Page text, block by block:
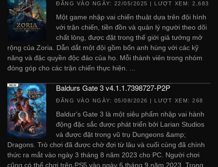
ĐĂNG VÀO NGÀY: 22/05/2025 | LƯỢT XEM: 2,683
Một game nhập vai chiến thuật dựa trên đội hình
với trận chiến, tiền đồn và quản lý người theo dõi
chất lỏng, được đặt trong thế giới giả tưởng mở
rộng của Zoria. Dẫn dắt một đội gồm bốn anh hùng với các kỹ
năng và đặc quyền độc đáo của họ. Mỗi thành viên trong nhóm
đóng góp cho các trận chiến thực hiện. ...
Baldurs Gate 3 v4.1.1.7398727-P2P
ĐĂNG VÀO NGÀY: 05/08/2026 | LƯỢT XEM: 268
Baldur's Gate 3 là một siêu phẩm nhập vai hành
động đặc sắc được phát triển bởi Larian Studios
và được đặt trong vũ trụ Dungeons &amp;
Dragons. Trò chơi đã được chờ đợi từ lâu và cuối cùng đã chính
thức ra mắt vào ngày 3 tháng 8 năm 2023 cho PC. Người chơi
cũng có thể chơi trên PS5 vào ngày 6 tháng 9 năm 2023. Trong